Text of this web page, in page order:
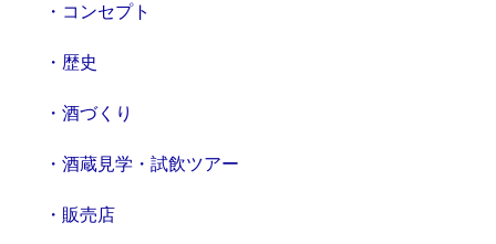
・コンセプト
・歴史
・酒づくり
・酒蔵見学・試飲ツアー
・販売店